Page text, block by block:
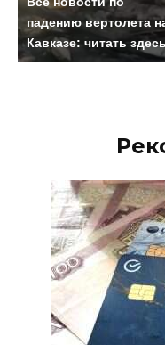
падению вертолета
Кавказе: читать здесь